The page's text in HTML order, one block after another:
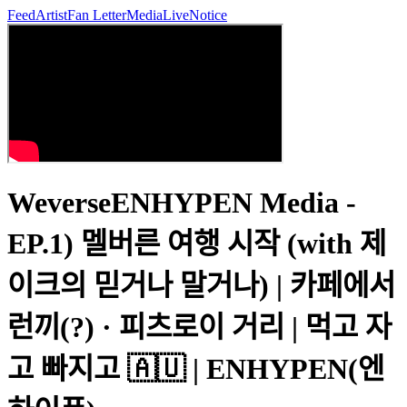
FeedArtistFan LetterMediaLiveNotice
WeverseENHYPEN Media -
EP.1) 멜버른 여행 시작 (with 제
이크의 믿거나 말거나) | 카페에서
런끼(?) · 피츠로이 거리 | 먹고 자
고 빠지고 🇦🇺 | ENHYPEN(엔